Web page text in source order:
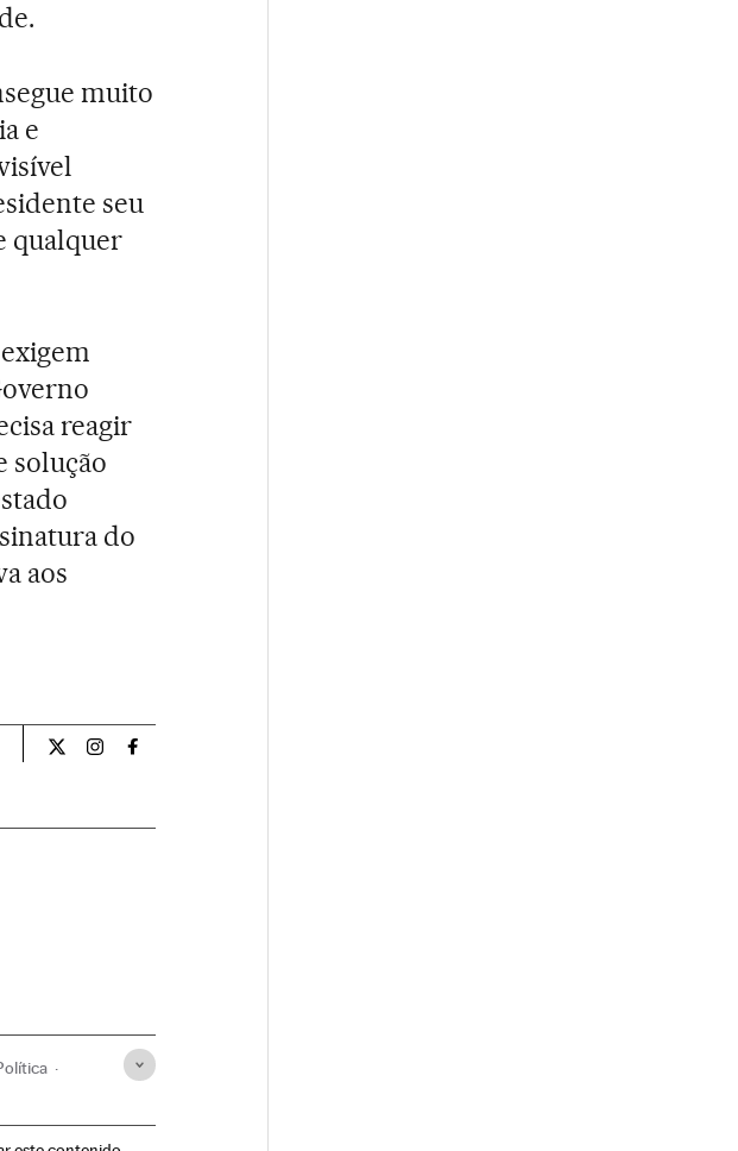
muito
e
seu
qualquer
reagir
solução
do
aos
Opiniao El País Brasil en Twitter
Opiniao El País Brasil en Instagram
Opiniao El País Brasil en Facebook